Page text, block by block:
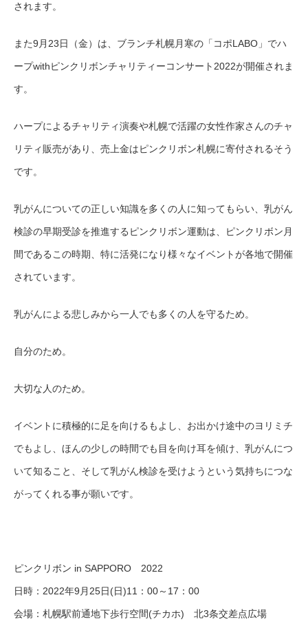
されます。
また9月23日（金）は、ブランチ札幌月寒の「コポLABO」でハ
ープwithピンクリボンチャリティーコンサート2022が開催されま
す。
ハープによるチャリティ演奏や札幌で活躍の女性作家さんのチャ
リティ販売があり 売上金はピンクリボン札幌に寄付されるそう
です。
乳がんについての正しい知識を多くの人に知ってもらい、乳がん
検診の早期受診を推進するピンクリボン運動は、ピンクリボン月
間であるこの時期 特に活発になり様々なイベントが各地で開催
されています。
乳がんによる悲しみから一人でも多くの人を守るため。
自分のため。
大切な人のため。
イベントに積極的に足を向けるもよし、お出かけ途中のヨリミチ
でもよし、ほんの少しの時間でも目を向け耳を傾け、乳がんにつ
いて知ること、そして乳がん検診を受けようという気持ちにつな
がってくれる事が願いです。
ピンクリボン in SAPPORO 2022
日時：2022年9月25日(日)11：00～17：00
会場：札幌駅前通地下歩行空間(チカホ) 北3条交差点広場